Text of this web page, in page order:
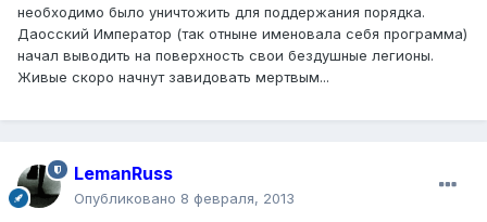
необходимо было уничтожить для поддержания порядка.
Даосский Император (так отныне именовала себя программа)
начал выводить на поверхность свои бездушные легионы.
Живые скоро начнут завидовать мертвым...
LemanRuss
Опубликовано 8 февраля, 2013